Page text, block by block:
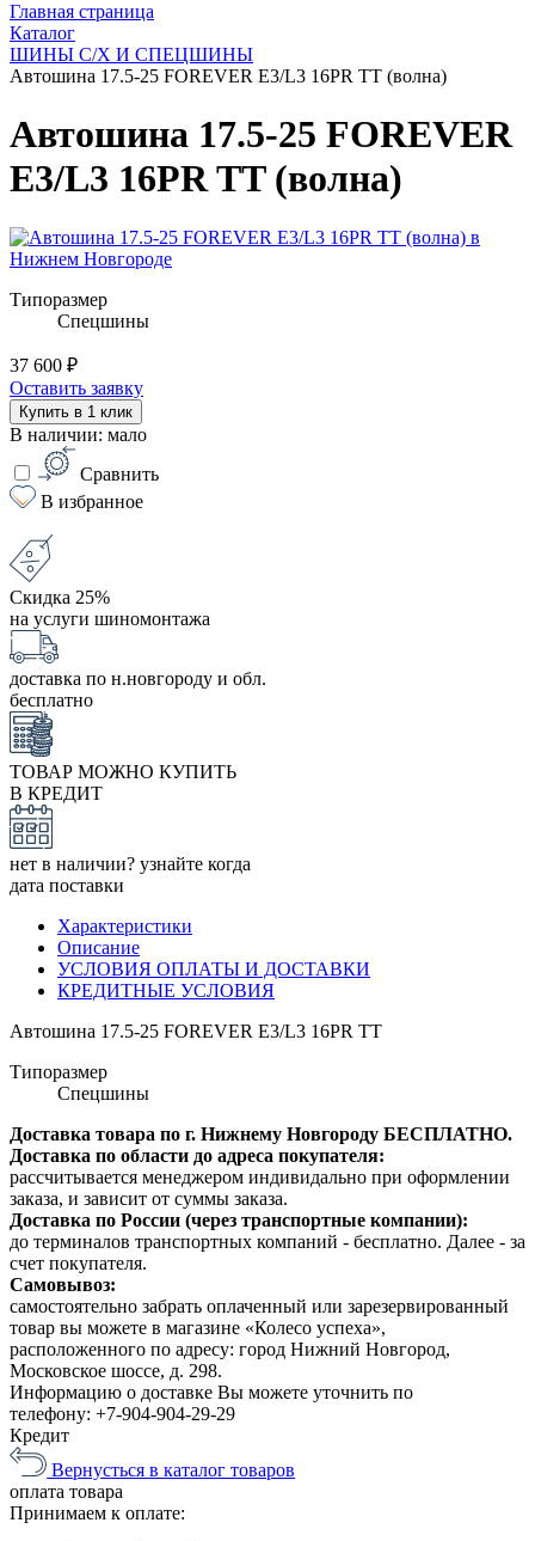
Главная страница
Каталог
ШИНЫ С/Х И СПЕЦШИНЫ
Автошина 17.5-25 FOREVER E3/L3 16PR TT (волна)
Автошина 17.5-25 FOREVER
E3/L3 16PR TT (волна)
Типоразмер
Спецшины
37 600 ₽
Оставить заявку
Купить в 1 клик
В наличии: мало
Сравнить
В избранное
Скидка 25%
на услуги шиномонтажа
доставка по н.новгороду и обл.
бесплатно
ТОВАР МОЖНО КУПИТЬ
В КРЕДИТ
нет в наличии? узнайте когда
дата поставки
Характеристики
Описание
УСЛОВИЯ ОПЛАТЫ И ДОСТАВКИ
КРЕДИТНЫЕ УСЛОВИЯ
Автошина 17.5-25 FOREVER E3/L3 16PR TT
Типоразмер
Спецшины
Доставка товара по г. Нижнему Новгороду БЕСПЛАТНО.
Доставка по области до адреса покупателя:
рассчитывается менеджером индивидально при оформлении
заказа, и зависит от суммы заказа.
Доставка по России (через транспортные компании):
до терминалов транспортных компаний - бесплатно. Далее - за
счет покупателя.
Самовывоз:
самостоятельно забрать оплаченный или зарезервированный
товар вы можете в магазине «Колесо успеха»,
расположенного по адресу: город Нижний Новгород,
Московское шоссе, д. 298.
Информацию о доставке Вы можете уточнить по
телефону: +7-904-904-29-29
Кредит
Вернусться в каталог товаров
оплата товара
Принимаем к оплате: